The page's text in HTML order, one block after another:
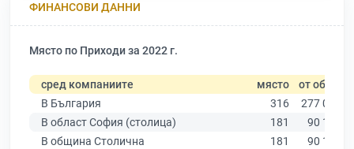
ФИНАНСОВИ ДАННИ
Място по Приходи за 2022 г.
сред компаниите място от общо
В България
316
277 019
В област София (столица)
181
90 178
В община Столична
181
90 178